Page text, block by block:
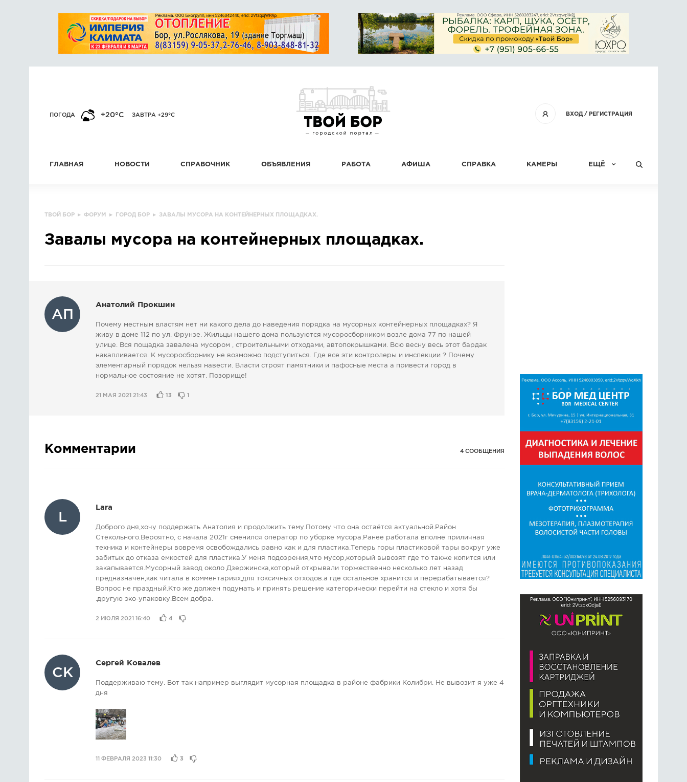
ВХОД/ РЕГИСТРАЦИЯ
ПОГОДА +20°C ЗАВТРА +29°C
ГЛАВНАЯ НОВОСТИ СПРАВОЧНИК ОБЪЯВЛЕНИЯ РАБОТА АФИША СПРАВКА КАМЕРЫ ЕЩЁ
ТВОЙ БОР ▸ ФОРУМ ▸ ГОРОД БОР ▸ ЗАВАЛЫ МУСОРА НА КОНТЕЙНЕРНЫХ ПЛОЩАДКАХ.
Завалы мусора на контейнерных площадках.
АП
Анатолий Прокшин
Почему местным властям нет ни какого дела до наведения порядка на мусорных контейнерных площадках? Я
живу в доме 112 по ул. Фрунзе. Жильцы нашего дома пользуются мусоросборником возле дома 77 по нашей
улице. Вся пощадка завалена мусором , строительными отходами, автопокрышками. Всю весну весь этот бардак
накапливается. К мусоросборнику не возможно подступиться. Где все эти контролеры и инспекции ? Почему
элементарный порядок нельзя навести. Власти строят памятники и пафосные места а привести город в
нормальное состояние не хотят. Позорище!
21 МАЯ 2021 21:43 13 1
Комментарии 4 СООБЩЕНИЯ
L
Lara
Доброго дня,хочу поддержать Анатолия и продолжить тему.Потому что она остаётся актуальной.Район
Стекольного.Вероятно, с начала 2021г сменился оператор по уборке мусора.Ранее работала вполне приличная
техника и контейнеры вовремя освобождались равно как и для пластика.Теперь горы пластиковой тары вокруг уже
забитых до отказа емкостей для пластика.У меня подозрения,что мусор,который вывозят где то также копится или
закапывается.Мусорный завод около Дзержинска,который открывали торжественно несколько лет назад
предназначен,как читала в комментариях,для токсичных отходов.а где остальное хранится и перерабатывается?
Вопрос не праздный.Кто же должен подумать и принять решение категорически перейти на стекло и хотя бы
.другую эко-упаковку.Всем добра.
2 ИЮЛЯ 2021 16:40 4
СК
Сергей Ковалев
Поддерживаю тему. Вот так например выглядит мусорная площадка в районе фабрики Колибри. Не вывозит я уже 4
дня
11 ФЕВРАЛЯ 2023 11:30 3